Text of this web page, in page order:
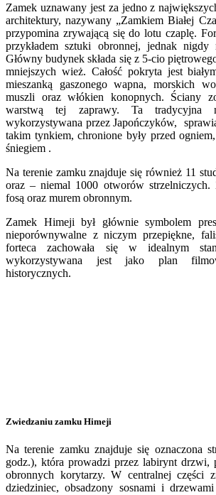
Zamek uznawany jest za jedno z
architektury, nazywany „Zamkiem Białej
przypomina zrywającą się do lotu czaplę.
przykładem sztuki obronnej, jednak nigdy
Główny budynek składa się z 5-cio
mniejszych wież. Całość pokryta jest
mieszanką gaszonego wapna, morskich
muszli oraz włókien konopnych. Ściany
warstwą tej zaprawy. Ta tradycyjna
wykorzystywana przez Japończyków,
takim tynkiem, chronione były przed
śniegiem .
Na terenie zamku znajduje się również 11
oraz – niemal 1000 otworów strzelniczych.
fosą oraz murem obronnym.
Zamek Himeji był głównie symbolem
nieporównywalne z niczym przepiękne,
forteca zachowała się w idealnym
wykorzystywana jest jako plan
historycznych.
Zwiedzaniu zamku Himeji
Na terenie zamku znajduje się oznaczona
godz.), która prowadzi przez labirynt drzwi,
obronnych korytarzy. W centralnej części
dziedziniec, obsadzony sosnami i